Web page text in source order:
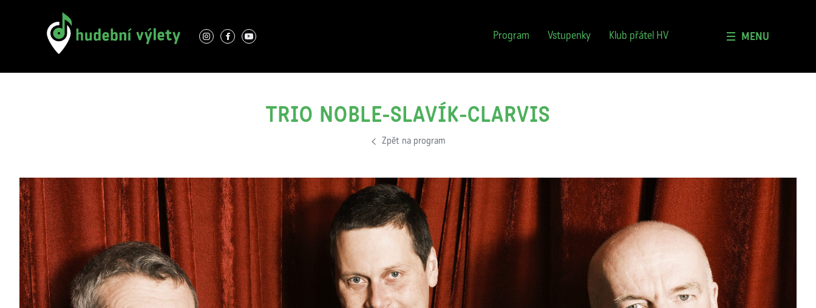
Program Vstupenky Klub přátel HV
Kontakty
GDPR
Místa
Cyklus zámeckých koncertů 2026 Návštěvní řád
Médiální ohlasy
Partneři
MENU
TRIO NOBLE-SLAVÍK-CLARVIS
Zpět na program